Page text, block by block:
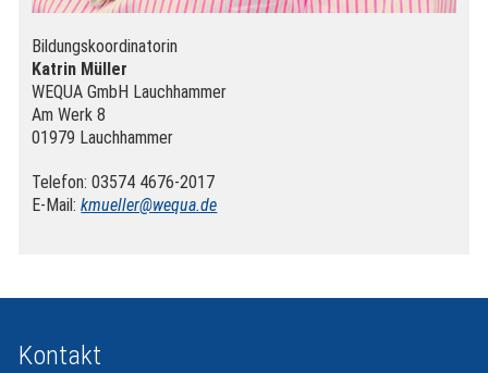
Bildungskoordinatorin
Katrin Müller
WEQUA GmbH Lauchhammer
Am Werk 8
01979 Lauchhammer
Telefon: 03574 4676-2017
E-Mail:kmueller@wequa.de
Kontakt